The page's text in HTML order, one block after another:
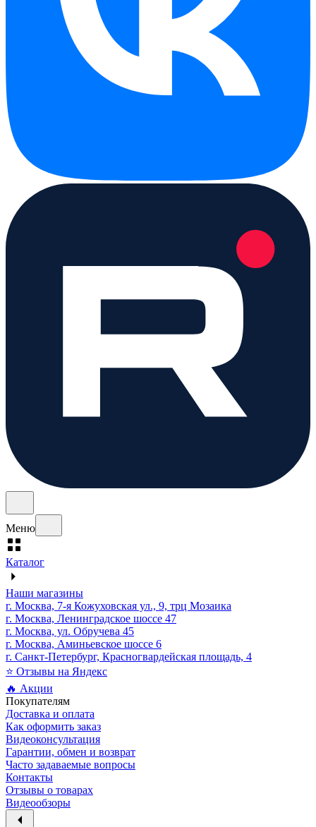
Меню
Каталог
Наши магазины
г. Москва, 7-я Кожуховская ул., 9, трц Мозаика
г. Москва, Ленинградское шоссе 47
г. Москва, ул. Обручева 45
г. Москва, Аминьевское шоссе 6
г. Санкт-Петербург, Красногвардейская площадь, 4
⭐ Отзывы на Яндекс
🔥 Акции
Покупателям
Доставка и оплата
Как оформить заказ
Видеоконсультация
Гарантии, обмен и возврат
Часто задаваемые вопросы
Контакты
Отзывы о товарах
Видеообзоры